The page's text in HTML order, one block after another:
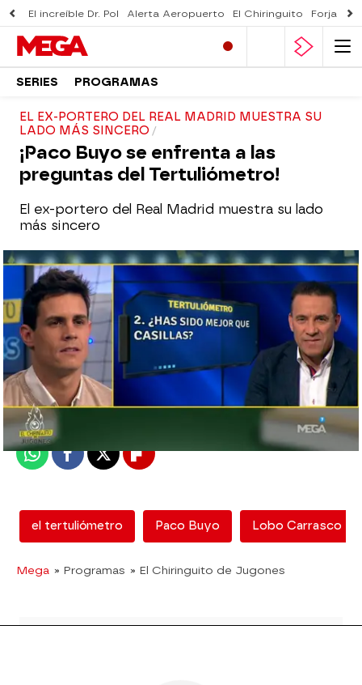
El increíble Dr. Pol Alerta Aeropuerto El Chiringuito Forjado
SERIES PROGRAMAS
EL EX-PORTERO DEL REAL MADRID MUESTRA SU
LADO MÁS SINCERO
¡Paco Buyo se enfrenta a las
preguntas del Tertuliómetro!
El ex-portero del Real Madrid muestra su lado
más sincero
mega
Madrid
Publicado:
WhatsappFacebook
X Flipboard
el tertuliómetro Paco Buyo Lobo Carrasco
Mega » Programas » El Chiringuito de Jugones